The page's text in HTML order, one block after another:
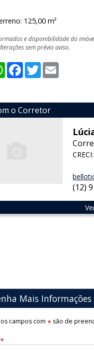
125,00 m²
e disponibilidade do
sem prévio aviso.
WhatsApp
Facebook
Twitter
o Corretor
(12)
Mais Informações
campos com *são de
*